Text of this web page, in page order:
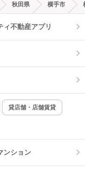
秋田県 横手市
ィ不動産アプリ
貸店舗・店舗賃貸
ンション